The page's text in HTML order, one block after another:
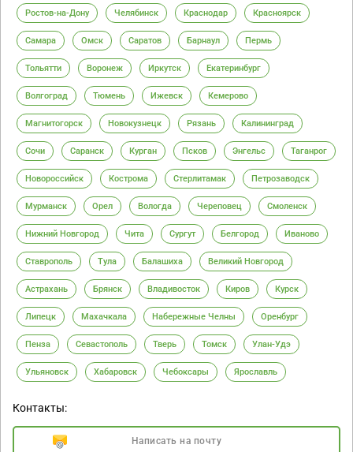
Ростов-на-Дону Челябинск Краснодар Красноярск
Самара Омск Саратов Барнаул Пермь
Тольятти Воронеж Иркутск Екатеринбург
Волгоград Тюмень Ижевск Кемерово
Магнитогорск Новокузнецк Рязань Калининград
Сочи Саранск Курган Псков Энгельс Таганрог
Новороссийск Кострома Стерлитамак Петрозаводск
Мурманск Орел Вологда Череповец Смоленск
Нижний Новгород Чита Сургут Белгород Иваново
Ставрополь Тула Балашиха Великий Новгород
Астрахань Брянск Владивосток Киров Курск
Липецк Махачкала Набережные Челны Оренбург
Пенза Севастополь Тверь Томск Улан-Удэ
Ульяновск Хабаровск Чебоксары Ярославль
Контакты:
Написать на почту